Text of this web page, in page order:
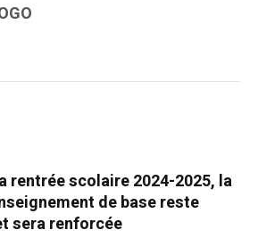
rentrée scolaire 2024-2025, la
de base reste
sera renforcée